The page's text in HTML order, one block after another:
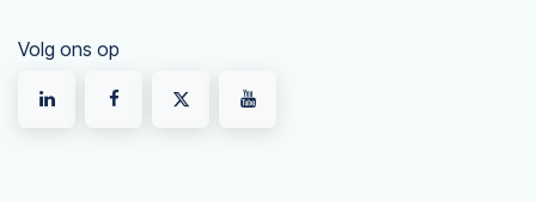
Volg ons op